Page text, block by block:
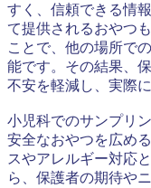
すく、信頼できる情
て提供されるおやつ
ことで、他の場所で
能です。その結果、
不安を軽減し、実際
小児科でのサンプリ
安全なおやつを広め
スやアレルギー対応
ら、保護者の期待や